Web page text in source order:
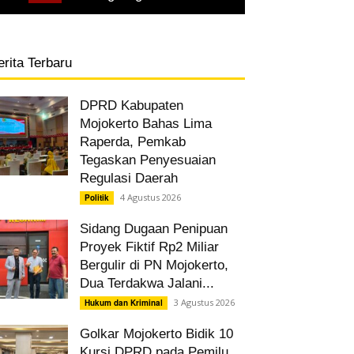
Terbaru
DPRD Kabupaten
Mojokerto Bahas Lima
Raperda, Pemkab
Tegaskan Penyesuaian
Regulasi Daerah
Politik 4 Agustus 2026
Sidang Dugaan Penipuan
Proyek Fiktif Rp2 Miliar
Bergulir di PN Mojokerto,
Dua Terdakwa Jalani...
Hukum dan Kriminal 3 Agustus 2026
Golkar Mojokerto Bidik 10